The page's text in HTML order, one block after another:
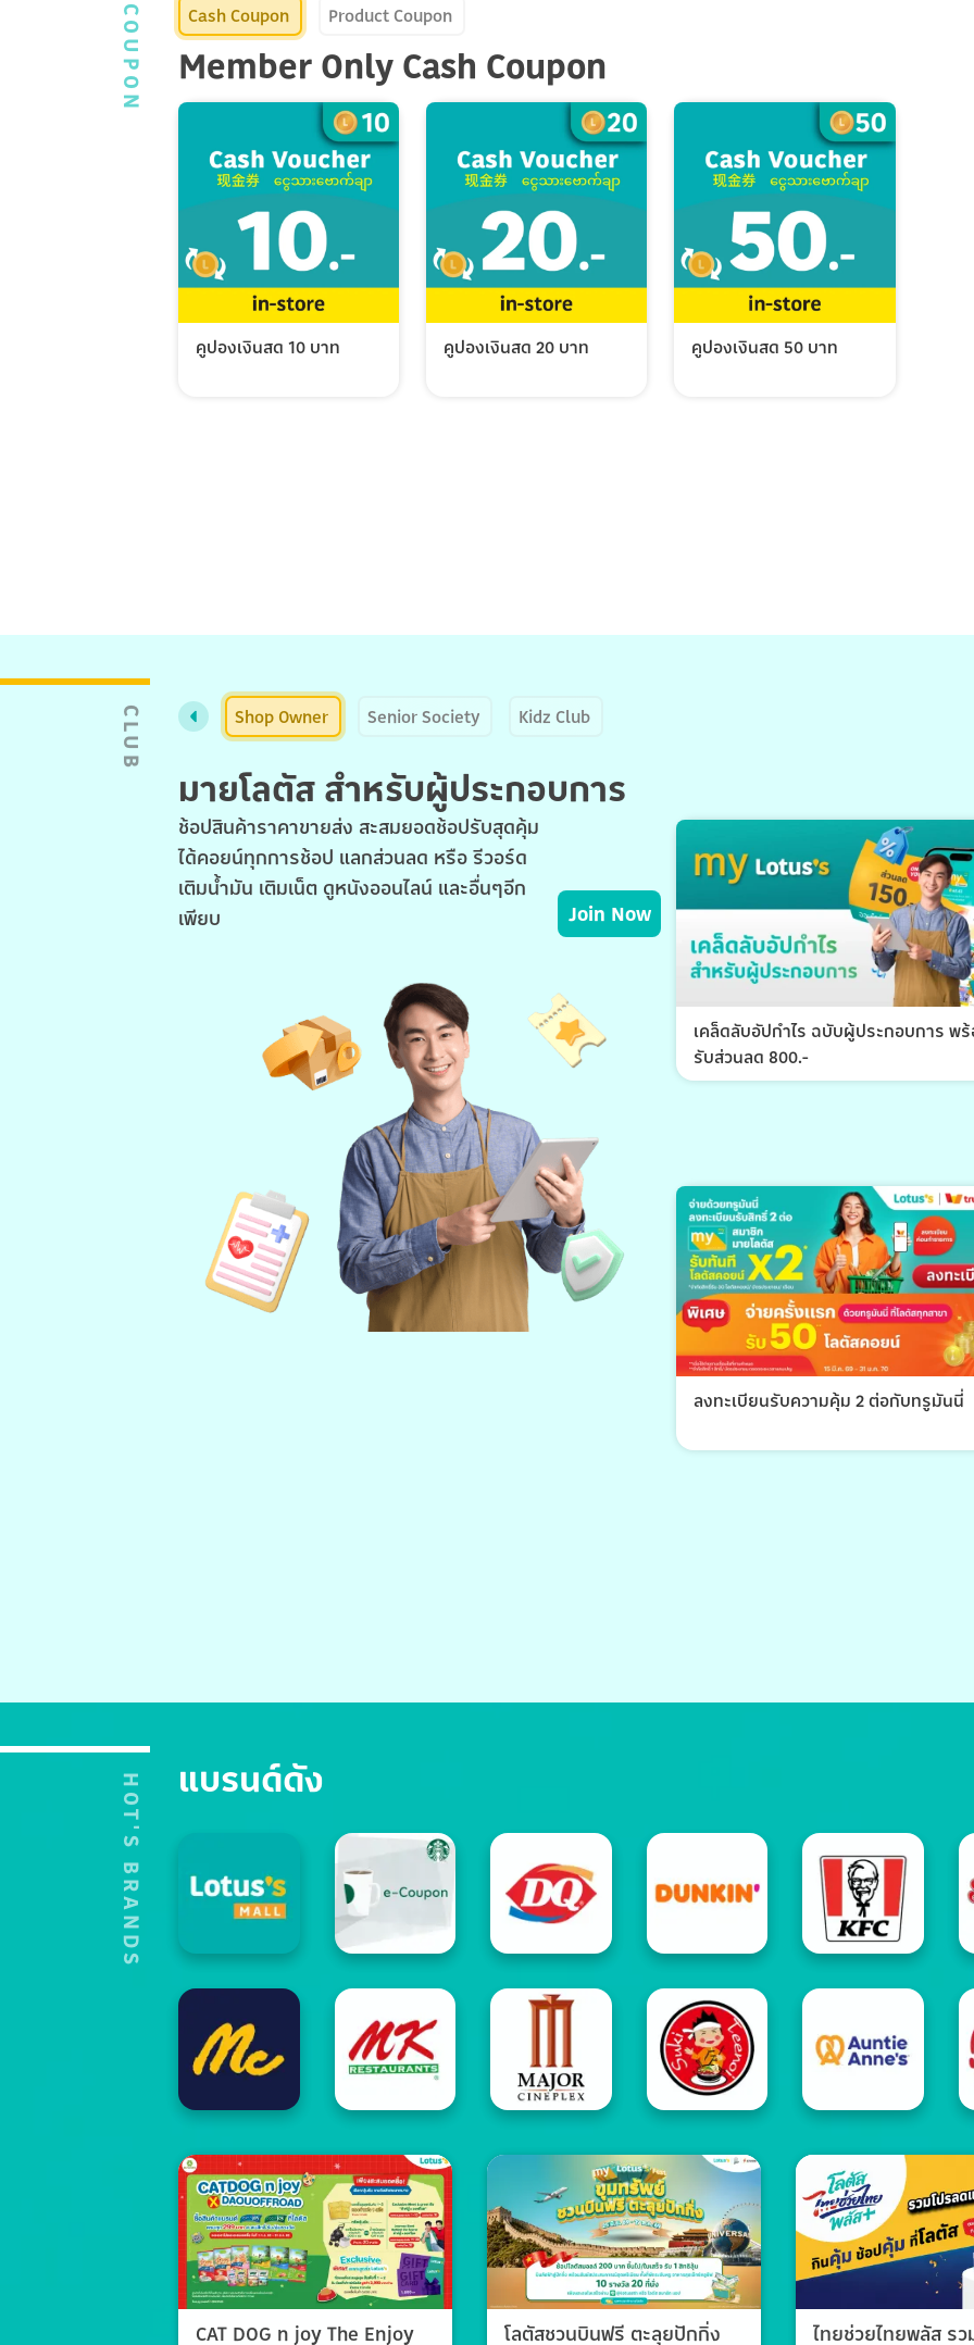
COUPON Cash Coupon Product Coupon
Member Only Cash Coupon
คูปองเงินสด 10 บาท คูปองเงินสด 20 บาท คูปองเงินสด 50 บาท
CLUB Shop Owner Senior Society Kidz Club
มายโลตัส สำหรับผู้ประกอบการ
ช้อปสินค้าราคาขายส่ง สะสมยอดช้อปรับสุดคุ้ม
ได้คอยน์ทุกการช้อป แลกส่วนลด หรือ รีวอร์ด
เติมน้ำมัน เติมเน็ต ดูหนังออนไลน์ และอื่นๆอีก
เพียบ
Join Now
เคล็ดลับอัปกำไร ฉบับผู้ประกอบการ พ
รับส่วนลด 800.-
ลงทะเบียนรับความคุ้ม 2 ต่อกับทรูมันนี่
HOT'S BRANDS แบรนด์ดัง
CAT DOG n joy The Enjoy
โลตัสชวนบินฟรี ตะลุยปักกิ่ง
ไทยช่วยไทยพลัส รว